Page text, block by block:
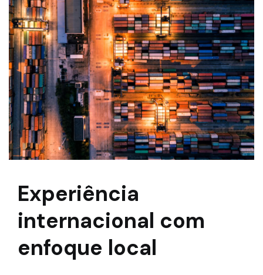
Experiência
internacional com
enfoque local